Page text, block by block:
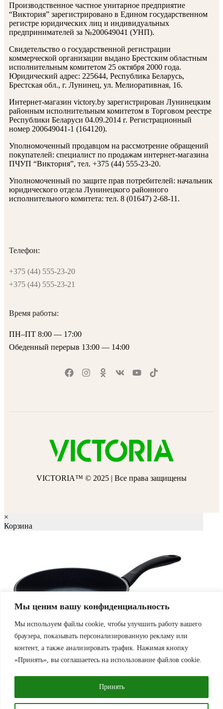
Мы ценим вашу конфиденциальность
Мы используем файлы cookie, чтобы улучшить работу вашего
браузера, показывать персонализированную рекламу или
контент, а также анализировать трафик. Нажимая кнопку
«Принять», вы соглашаетесь на использование файлов cookie.
Принять
Производственное частное унитарное предприятие
“Виктория” зарегистрировано в Едином государственном
регистре юридических лиц и индивидуальных
предпринимателей за №200649041 (УНП).
Свидетельство о государственной регистрации
коммерческой организации выдано Брестским областным
исполнительным комитетом 25 октября 2000 года.
Юридический адрес: 225644, Республика Беларусь,
Брестская обл., г. Лунинец, ул. Мелиоративная, 16.
Интернет-магазин victory.by зарегистрирован Лунинецким
районным исполнительным комитетом в Торговом реестре
Республики Беларуси 04.09.2014 г. Регистрационный
номер 200649041-1 (164120).
Уполномоченный продавцом на рассмотрение обращений
покупателей: специалист по продажам интернет-магазина
ПЧУП “Виктория”, тел. +375 (44) 555-23-20.
Уполномоченный по защите прав потребителей: начальник
юридического отдела Лунинецкого районного
исполнительного комитета: тел. 8 (01647) 2-68-11.
Телефон:
+375 (44) 555-23-20
+375 (44) 555-23-21
Время работы:
ПН–ПТ 8:00 — 17:00
Обеденный перерыв 13:00 — 14:00
VICTORIA™ © 2025 | Все права защищены
×
Корзина
Сковорода универсальная 24 см «IronMaster»
оформления заказа
Оформление заказа